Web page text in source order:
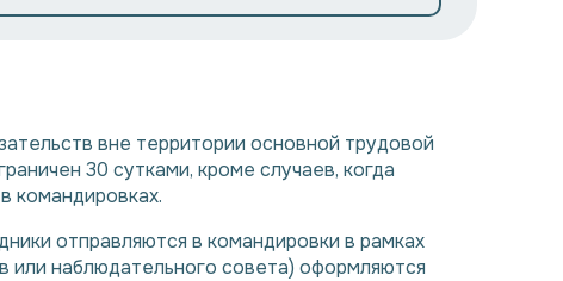
вне территории основной трудовой
30 сутками, кроме случаев, когда
командировках.
отправляются в командировки в рамках
или наблюдательного совета) оформляются